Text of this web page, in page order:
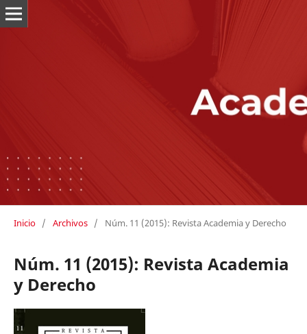
Inicio / Archivos / Núm. 11 (2015): Revista Academia y Derecho
Núm. 11 (2015): Revista Academia
y Derecho